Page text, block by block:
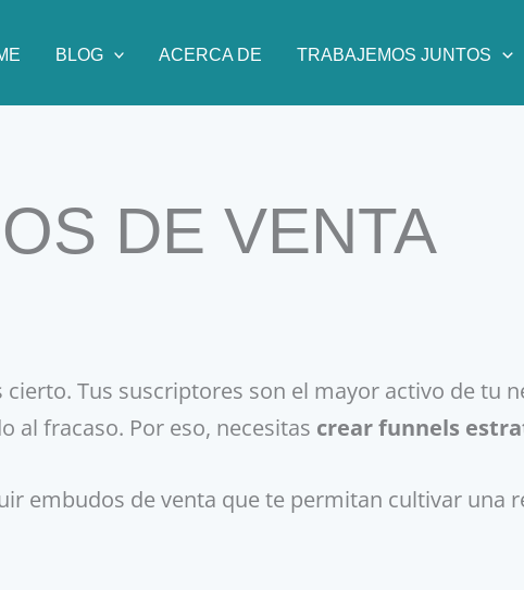
BLOG ACERCA DE TRABAJEMOS JUNTOS
DE VENTA
cierto. Tus suscriptores son el mayor activo de tu
al fracaso. Por eso, necesitas crear funnels
embudos de venta que te permitan cultivar una